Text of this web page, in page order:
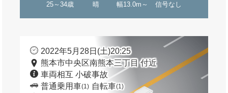
25～34歳 晴 幅13.0m～ 信号なし
2022年5月28日(土)20:25
熊本市中央区南熊本三丁目 付近
車両相互 小破事故
普通乗用車(1) 自転車(1)